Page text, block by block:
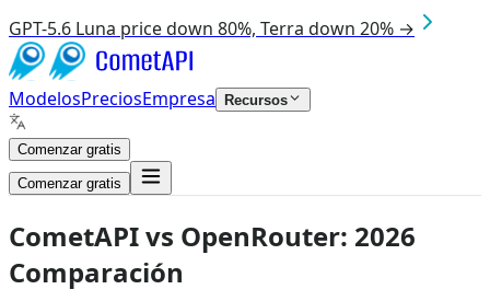
GPT-5.6 Luna price down 80%, Terra down 20% →
ModelosPreciosEmpresa Recursos
Comenzar gratis
Comenzar gratis
CometAPI vs OpenRouter: 2026
Comparación